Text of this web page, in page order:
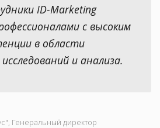
ID-Marketing
с высоким
в области
и анализа.
Генеральный директор